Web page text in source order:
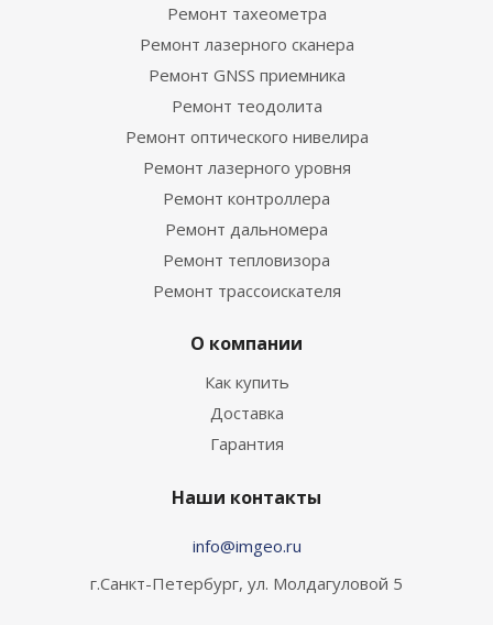
Ремонт тахеометра
Ремонт лазерного сканера
Ремонт GNSS приемника
Ремонт теодолита
Ремонт оптического нивелира
Ремонт лазерного уровня
Ремонт контроллера
Ремонт дальномера
Ремонт тепловизора
Ремонт трассоискателя
О компании
Как купить
Доставка
Гарантия
Наши контакты
info@imgeo.ru
г.Санкт-Петербург, ул. Молдагуловой 5